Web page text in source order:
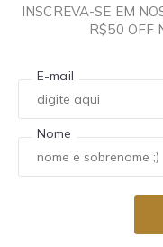
INSCREVA-SE EM
R$50 OFF
E-mail
Nome